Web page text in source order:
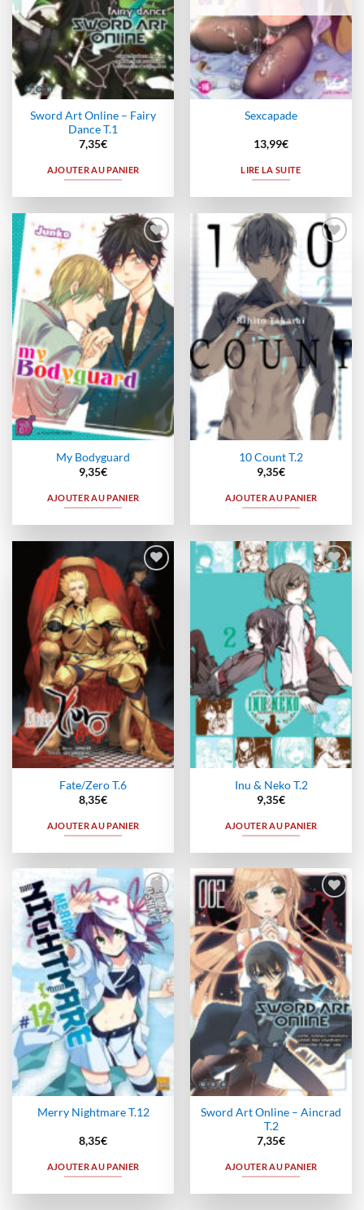
Sword Art Online – Fairy
Dance T.1
7,35€
AJOUTER AU PANIER
Sexcapade
13,99€
LIRE LA SUITE
Ajouter
à la
wishlist
My Bodyguard
9,35€
AJOUTER AU PANIER
Ajouter
à la
wishlist
10 Count T.2
9,35€
AJOUTER AU PANIER
Ajouter
à la
wishlist
Fate/Zero T.6
8,35€
AJOUTER AU PANIER
wishlist
Inu & Neko T.2
9,35€
AJOUTER AU PANIER
Ajouter
à la
wishlist
Merry Nightmare T.12
8,35€
AJOUTER AU PANIER
Ajouter
à la
wishlist
Sword Art Online – Aincrad
T.2
7,35€
AJOUTER AU PANIER